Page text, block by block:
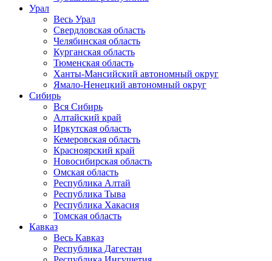
Урал
Весь Урал
Свердловская область
Челябинская область
Курганская область
Тюменская область
Ханты-Мансийский автономный округ
Ямало-Ненецкий автономный округ
Сибирь
Вся Сибирь
Алтайский край
Иркутская область
Кемеровская область
Красноярский край
Новосибирская область
Омская область
Республика Алтай
Республика Тыва
Республика Хакасия
Томская область
Кавказ
Весь Кавказ
Республика Дагестан